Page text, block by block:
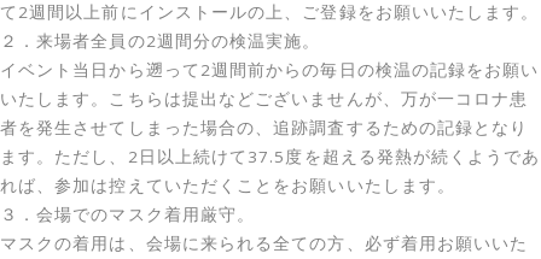
て2週間以上前にインストールの上、ご登録をお願いいたします。
２．来場者全員の2週間分の検温実施。
イベント当日から遡って2週間前からの毎日の検温の記録をお願い
いたします。こちらは提出などございませんが、万が一コロナ患
者を発生させてしまった場合の、追跡調査するための記録となり
ます。ただし、2日以上続けて37.5度を超える発熱が続くようであ
れば、参加は控えていただくことをお願いいたします。
３．会場でのマスク着用厳守。
マスクの着用は、会場に来られる全ての方、必ず着用お願いいた